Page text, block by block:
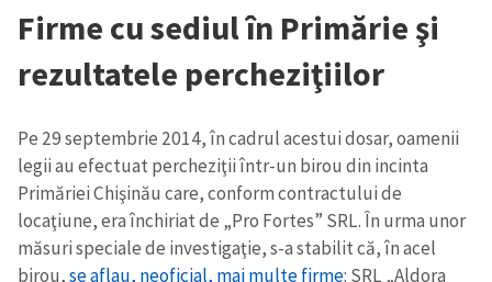
Firme cu sediul în Primărie şi
rezultatele percheziţiilor
Pe 29 septembrie 2014, în cadrul acestui dosar, oamenii
legii au efectuat percheziţii într-un birou din incinta
Primăriei Chişinău care, conform contractului de
locaţiune, era închiriat de „Pro Fortes” SRL. În urma unor
măsuri speciale de investigaţie, s-a stabilit că, în acel
birou,se aflau, neoficial, mai multe firme: SRL „Aldora